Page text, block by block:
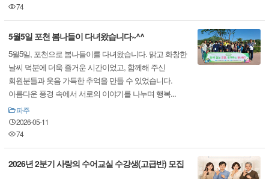
74
5월5일 포천 봄나들이 다녀왔습니다~^^
5월5일, 포천으로 봄나들이를 다녀왔습니다. 맑고 화창한
날씨 덕분에 더욱 즐거운 시간이었고, 함께해 주신
회원분들과 웃음 가득한 추억을 만들 수 있었습니다.
아름다운 풍경 속에서 서로의 이야기를 나누며 행복...
파주
2026-05-11
74
2026년 2분기 사랑의 수어교실 수강생(고급반) 모집